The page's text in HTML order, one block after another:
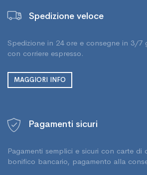
Spedizione veloce
Spedizione in 24 ore e consegne in 3/7
con corriere espresso.
MAGGIORI INFO
Pagamenti sicuri
Pagamenti semplici e sicuri con carte di
bonifico bancario, pagamento alla